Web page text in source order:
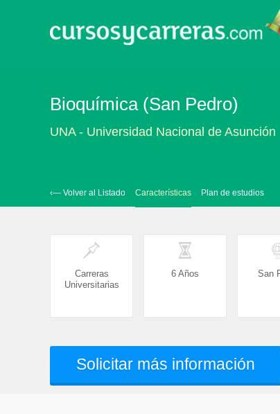
Bioquímica (San Pedro)
UNA - Universidad Nacional de Asunción
‹— Volver al Listado Características Plan de estudios
Carreras
Universitarias
6 Años San
Solicitar más información